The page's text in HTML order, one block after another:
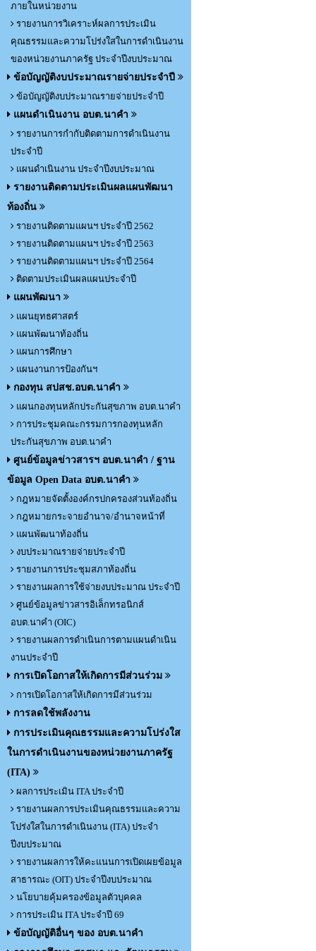
ภายในหน่วยงาน
รายงานการวิเคราะห์ผลการประเมิน
คุณธรรมและความโปร่งใสในการดำเนินงาน
ของหน่วยงานภาครัฐ ประจำปีงบประมาณ
ข้อบัญญัติงบประมาณรายจ่ายประจำปี
ข้อบัญญัติงบประมาณรายจ่ายประจำปี
แผนดำเนินงาน อบต.นาคำ
รายงานการกำกับติดตามการดำเนินงาน
ประจำปี
แผนดำเนินงาน ประจำปีงบประมาณ
รายงานติดตามประเมินผลแผนพัฒนา
ท้องถิ่น
รายงานติดตามแผนฯ ประจำปี 2562
รายงานติดตามแผนฯ ประจำปี 2563
รายงานติดตามแผนฯ ประจำปี 2564
ติดตามประเมินผลแผนประจำปี
แผนพัฒนา
แผนยุทธศาสตร์
แผนพัฒนาท้องถิ่น
แผนการศึกษา
แผนงานการป้องกันฯ
กองทุน สปสช.อบต.นาคำ
แผนกองทุนหลักประกันสุขภาพ อบต.นาคำ
การประชุมคณะกรรมการกองทุนหลัก
ประกันสุขภาพ อบต.นาคำ
ศูนย์ข้อมูลข่าวสารฯ อบต.นาคำ / ฐาน
ข้อมูล Open Data อบต.นาคำ
กฎหมายจัดตั้งองค์กรปกครองส่วนท้องถิ่น
กฎหมายกระจายอำนาจ/อำนาจหน้าที่
แผนพัฒนาท้องถิ่น
งบประมาณรายจ่ายประจำปี
รายงานการประชุมสภาท้องถิ่น
รายงานผลการใช้จ่ายงบประมาณ ประจำปี
ศูนย์ข้อมูลข่าวสารอิเล็กทรอนิกส์
อบต.นาคำ (OIC)
รายงานผลการดำเนินการตามแผนดำเนิน
งานประจำปี
การเปิดโอกาสให้เกิดการมีส่วนร่วม
การเปิดโอกาสให้เกิดการมีส่วนร่วม
การลดใช้พลังงาน
การประเมินคุณธรรมและความโปร่งใส
ในการดำเนินงานของหน่วยงานภาครัฐ
(ITA)
ผลการประเมิน ITA ประจำปี
รายงานผลการประเมินคุณธรรมและความ
โปร่งใสในการดำเนินงาน (ITA) ประจำ
ปีงบประมาณ
รายงานผลการให้คะแนนการเปิดเผยข้อมูล
สาธารณะ (OIT) ประจำปีงบประมาณ
นโยบายคุ้มครองข้อมูลตัวบุคคล
การประเมิน ITA ประจำปี 69
ข้อบัญญัติอื่นๆ ของ อบต.นาคำ